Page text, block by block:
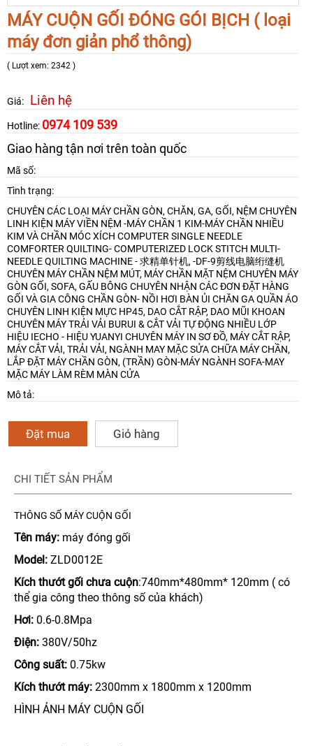
MÁY CUỘN GỐI ĐÓNG GÓI BỊCH ( loại
máy đơn giản phổ thông)
( Lượt xem: 2342 )
Giá: Liên hệ
Hotline: 0974 109 539
Giao hàng tận nơi trên toàn quốc
Mã số:
Tình trạng:
CHUYÊN CÁC LOẠI MÁY CHẦN GÒN, CHĂN, GA, GỐI, NỆM CHUYÊN
LINH KIỆN MÁY VIỀN NỆM -MÁY CHẦN 1 KIM-MÁY CHẦN NHIỀU
KIM VÀ CHẦN MÓC XÍCH COMPUTER SINGLE NEEDLE
COMFORTER QUILTING- COMPUTERIZED LOCK STITCH MULTI-
NEEDLE QUILTING MACHINE - 求精单针机, -DF-9剪线电脑绗缝机
CHUYÊN MÁY CHẦN NỆM MÚT, MÁY CHẦN MẶT NỆM CHUYÊN MÁY
GÒN GỐI, SOFA, GẤU BÔNG CHUYÊN NHẬN CÁC ĐƠN ĐẶT HÀNG
GỐI VÀ GIA CÔNG CHẦN GÒN- NỒI HƠI BÀN ỦI CHĂN GA QUẦN ÁO
CHUYÊN LINH KIỆN MỰC HP45, DAO CẮT RẬP, DAO MŨI KHOAN
CHUYÊN MÁY TRẢI VẢI BURUI & CẮT VẢI TỰ ĐỘNG NHIỀU LỚP
HIỆU IECHO - HIỆU YUANYI CHUYÊN MÁY IN SƠ ĐỒ, MÁY CẮT RẬP,
MÁY CẮT VẢI, TRẢI VẢI, NGÀNH MAY MẶCSỬA CHỮA MÁY CHẦN,
LẮP ĐẶT MÁY CHẦN GÒN, (TRẦN) GÒN-MÁY NGÀNH SOFA-MAY
MẶC MÁY LÀM RÈM MÀN CỬA
Mô tả:
Đặt mua Giỏ hàng
CHI TIẾT SẢN PHẨM
THÔNG SỐ MÁY CUỘN GỐI
Tên máy: máy đóng gối
Model: ZLD0012E
Kích thướt gối chưa cuộn:740mm*480mm* 120mm ( có
thể gia công theo thông số của khách)
Hơi: 0.6-0.8Mpa
Điện: 380V/50hz
Công suất: 0.75kw
Kích thướt máy: 2300mm x 1800mm x 1200mm
HÌNH ẢNH MÁY CUỘN GỐI